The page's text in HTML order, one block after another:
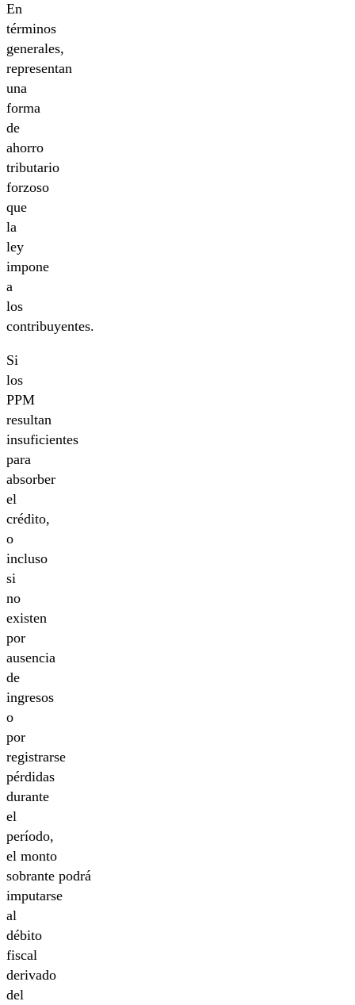
En
términos
generales,
representan
una
forma
de
ahorro
tributario
forzoso
que
la
ley
impone
a
los
contribuyentes.
Si
los
PPM
resultan
insuficientes
para
absorber
el
crédito,
o
incluso
si
no
existen
por
ausencia
de
ingresos
o
por
registrarse
pérdidas
durante
el
período,
el monto
sobrante podrá
imputarse
al
débito
fiscal
derivado
del